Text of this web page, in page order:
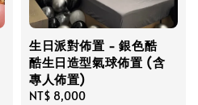
生日派對佈置 - 銀色酷
酷生日造型氣球佈置 (含
專人佈置)
Regular
NT$ 8,000